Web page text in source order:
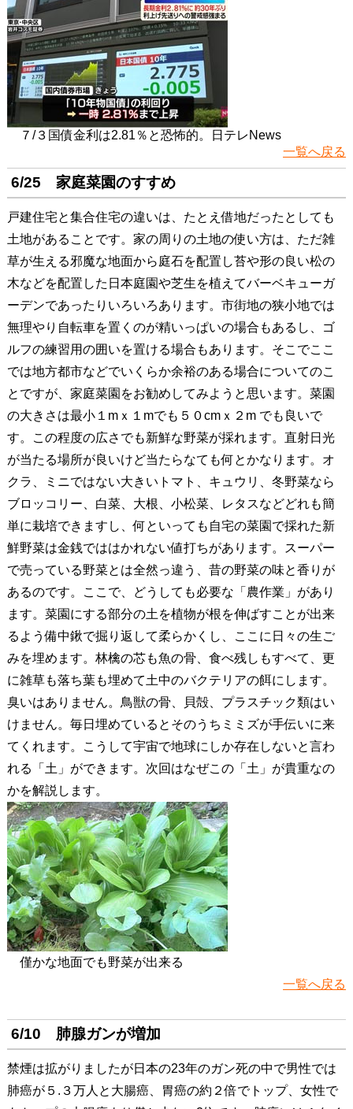
７/３国債金利は2.81％と恐怖的。日テレNews
一覧へ戻る
6/25 家庭菜園のすすめ
戸建住宅と集合住宅の違いは、たとえ借地だったとしても
土地があることです。家の周りの土地の使い方は、ただ雑
草が生える邪魔な地面から庭石を配置し苔や形の良い松の
木などを配置した日本庭園や芝生を植えてバーベキューガ
ーデンであったりいろいろあります。市街地の狭小地では
無理やり自転車を置くのが精いっぱいの場合もあるし、ゴ
ルフの練習用の囲いを置ける場合もあります。そこでここ
では地方都市などでいくらか余裕のある場合についてのこ
とですが、家庭菜園をお勧めしてみようと思います。菜園
の大きさは最小１mｘ１mでも５０cmｘ２m でも良いで
す。この程度の広さでも新鮮な野菜が採れます。直射日光
が当たる場所が良いけど当たらなても何とかなります。オ
クラ、ミニではない大きいトマト、キュウリ、冬野菜なら
ブロッコリー、白菜、大根、小松菜、レタスなどどれも簡
単に栽培できますし、何といっても自宅の菜園で採れた新
鮮野菜は金銭でははかれない値打ちがあります。スーパー
で売っている野菜とは全然っ違う、昔の野菜の味と香りが
あるのです。ここで、どうしても必要な「農作業」があり
ます。菜園にする部分の土を植物が根を伸ばすことが出来
るよう備中鍬で掘り返して柔らかくし、ここに日々の生ご
みを埋めます。林檎の芯も魚の骨、食べ残しもすべて、更
に雑草も落ち葉も埋めて土中のバクテリアの餌にします。
臭いはありません。鳥獣の骨、貝殻、プラスチック類はい
けません。毎日埋めているとそのうちミミズが手伝いに来
てくれます。こうして宇宙で地球にしか存在しないと言わ
れる「土」ができます。次回はなぜこの「土」が貴重なの
かを解説します。
僅かな地面でも野菜が出来る
一覧へ戻る
6/10 肺腺ガンが増加
禁煙は拡がりましたが日本の23年のガン死の中で男性では
肺癌が５.３万人と大腸癌、胃癌の約２倍でトップ、女性で